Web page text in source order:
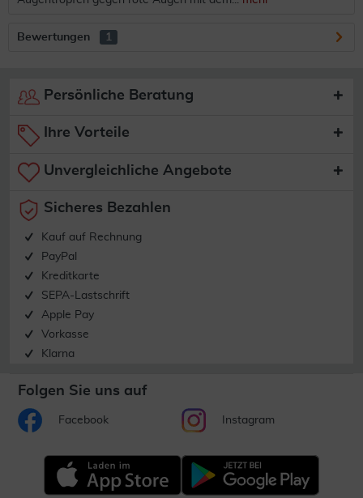
Bewertungen 1
Persönliche Beratung
Ihre Vorteile
Unvergleichliche Angebote
Sicheres Bezahlen
Kauf auf Rechnung
PayPal
Kreditkarte
SEPA-Lastschrift
Apple Pay
Vorkasse
Klarna
Folgen Sie uns auf
Facebook Instagram